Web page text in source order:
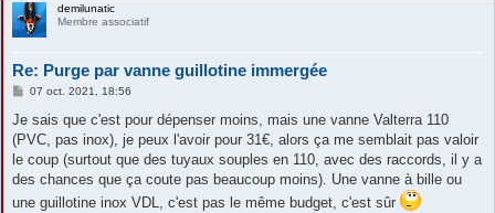
demilunatic
Membre associatif
Re: Purge par vanne guillotine immergée
M
s
a
g
07 oct. 2021, 18:56
Je sais que c'est pour dépenser moins, mais une vanne Valterra 110
(PVC, pas inox), je peux l'avoir pour 31€, alors ça me semblait pas valoir
le coup (surtout que des tuyaux souples en 110, avec des raccords, il y a
des chances que ça coute pas beaucoup moins). Une vanne à bille ou
une guillotine inox VDL, c'est pas le même budget, c'est sûr